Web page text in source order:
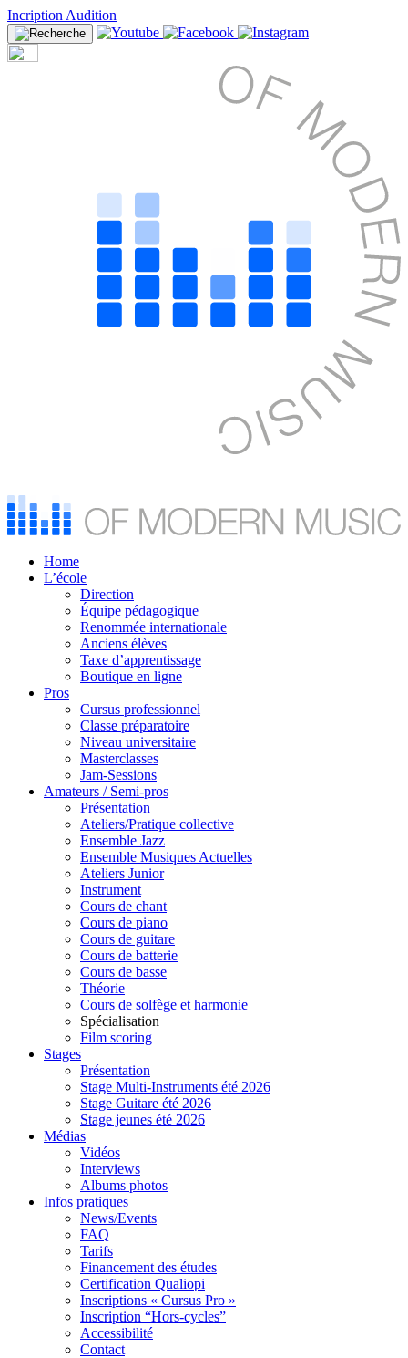
Incription Audition
Home
L’école
Direction
Équipe pédagogique
Renommée internationale
Anciens élèves
Taxe d’apprentissage
Boutique en ligne
Pros
Cursus professionnel
Classe préparatoire
Niveau universitaire
Masterclasses
Jam-Sessions
Amateurs / Semi-pros
Présentation
Ateliers/Pratique collective
Ensemble Jazz
Ensemble Musiques Actuelles
Ateliers Junior
Instrument
Cours de chant
Cours de piano
Cours de guitare
Cours de batterie
Cours de basse
Théorie
Cours de solfège et harmonie
Spécialisation
Film scoring
Stages
Présentation
Stage Multi-Instruments été 2026
Stage Guitare été 2026
Stage jeunes été 2026
Médias
Vidéos
Interviews
Albums photos
Infos pratiques
News/Events
FAQ
Tarifs
Financement des études
Certification Qualiopi
Inscriptions « Cursus Pro »
Inscription “Hors-cycles”
Accessibilité
Contact